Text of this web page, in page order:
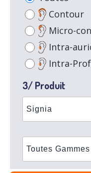
Contour
Micro-
Intra-
Intra-
3/ Produit